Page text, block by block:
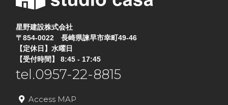
星野建設株式会社
〒854-0022 長崎県諫早市幸町49-46
【定休日】水曜日
【受付時間】 8:45 - 17:45
tel.0957-22-8815
Access MAP